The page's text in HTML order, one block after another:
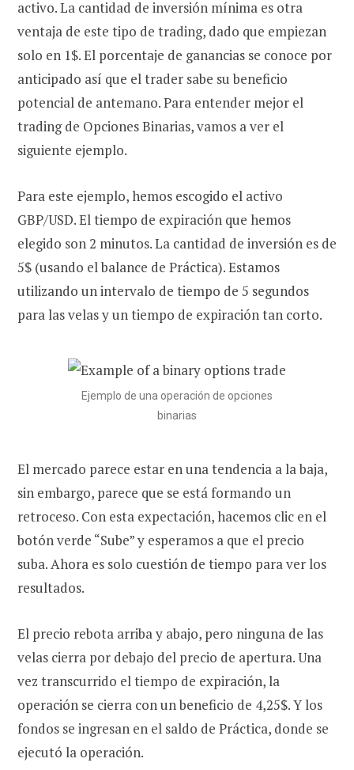
activo. La cantidad de inversión mínima es otra
ventaja de este tipo de trading, dado que empiezan
solo en 1$. El porcentaje de ganancias se conoce por
anticipado así que el trader sabe su beneficio
potencial de antemano. Para entender mejor el
trading de Opciones Binarias, vamos a ver el
siguiente ejemplo.
Para este ejemplo, hemos escogido el activo
GBP/USD. El tiempo de expiración que hemos
elegido son 2 minutos. La cantidad de inversión es de
5$ (usando el balance de Práctica). Estamos
utilizando un intervalo de tiempo de 5 segundos
para las velas y un tiempo de expiración tan corto.
Ejemplo de una operación de opciones
binarias
El mercado parece estar en una tendencia a la baja,
sin embargo, parece que se está formando un
retroceso. Con esta expectación, hacemos clic en el
botón verde “Sube” y esperamos a que el precio
suba. Ahora es solo cuestión de tiempo para ver los
resultados.
El precio rebota arriba y abajo, pero ninguna de las
velas cierra por debajo del precio de apertura. Una
vez transcurrido el tiempo de expiración, la
operación se cierra con un beneficio de 4,25$. Y los
fondos se ingresan en el saldo de Práctica, donde se
ejecutó la operación.